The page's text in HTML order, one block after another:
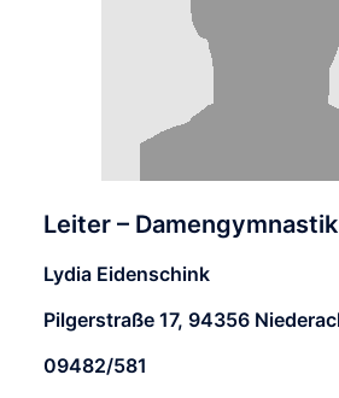
Leiter – Damengymnastik
Lydia Eidenschink
Pilgerstraße 17, 94356
09482/581